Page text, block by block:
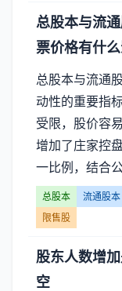
总股本与流
票价格有什
总股本与流通
动性的重要指
受限，股价容
增加了庄家控
一比例，结合
总股本 流通股本
限售股
股东人数增
空